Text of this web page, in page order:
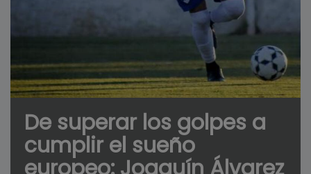
De superar los golpes a
cumplir el sueño